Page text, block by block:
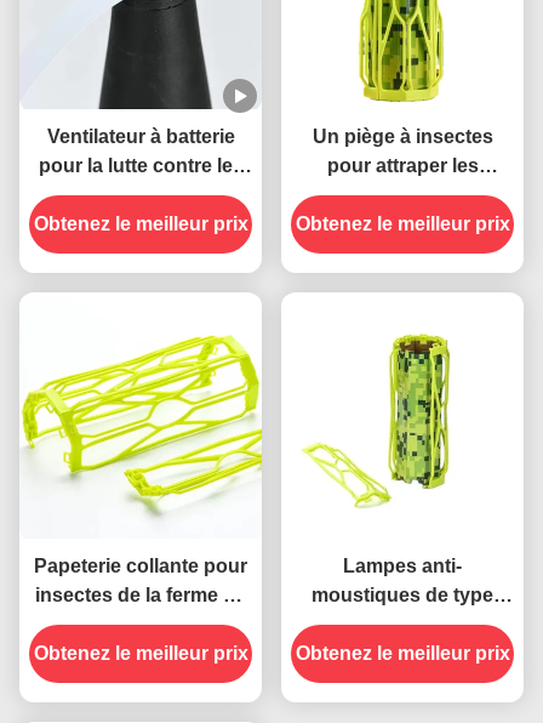
Ventilateur à batterie
pour la lutte contre les
ravageurs
Obtenez le meilleur prix
Un piège à insectes
pour attraper les
insectes dans le jardin
Obtenez le meilleur prix
Papeterie collante pour
insectes de la ferme de
jardinage, moustiquaire
durable et durable
Obtenez le meilleur prix
Lampes anti-
moustiques de type
collant pour ≤ 0,5 kg
piège volant piège
collant pour insectes
Obtenez le meilleur prix